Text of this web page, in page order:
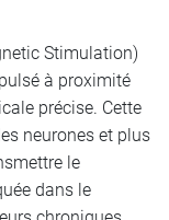
Stimulation)
à proximité
précise. Cette
neurones et plus
le
dans le